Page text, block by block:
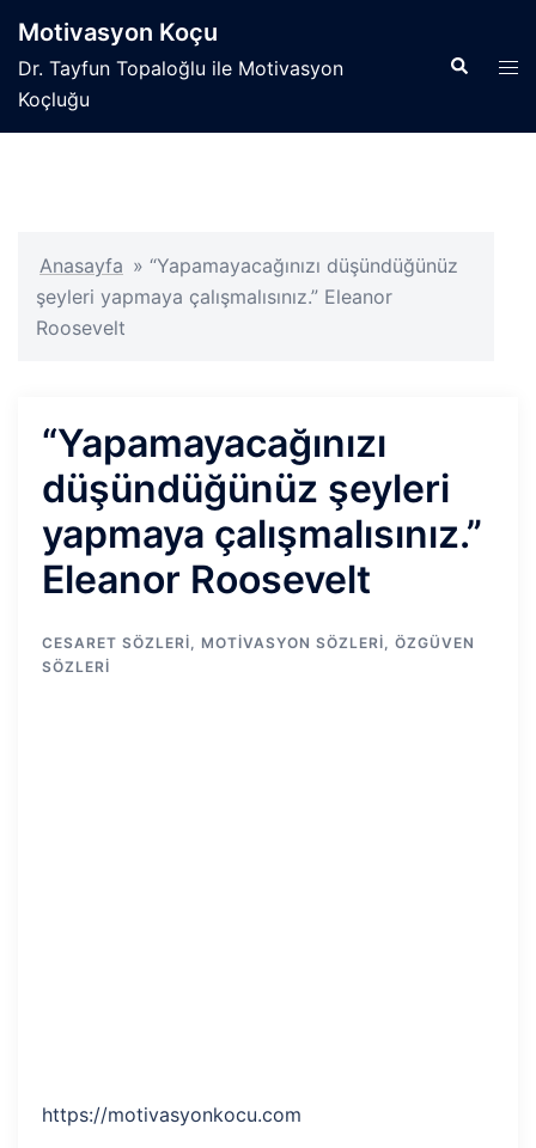
atlaMotivasyon Koçu
Dr. Tayfun Topaloğlu ile Motivasyon
Koçluğu
Search
Anasayfa » “Yapamayacağınızı düşündüğünüz
şeyleri yapmaya çalışmalısınız.” Eleanor
Roosevelt
“Yapamayacağınızı
düşündüğünüz şeyleri
yapmaya çalışmalısınız.”
Eleanor Roosevelt
CESARET SÖZLERI, MOTIVASYON SÖZLERI, ÖZGÜVEN
SÖZLERI
https://motivasyonkocu.com